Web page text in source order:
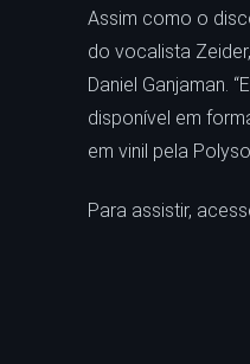
Assim como o
do vocalista
Daniel Ganjaman.
disponível em
em vinil pela
Para assistir,